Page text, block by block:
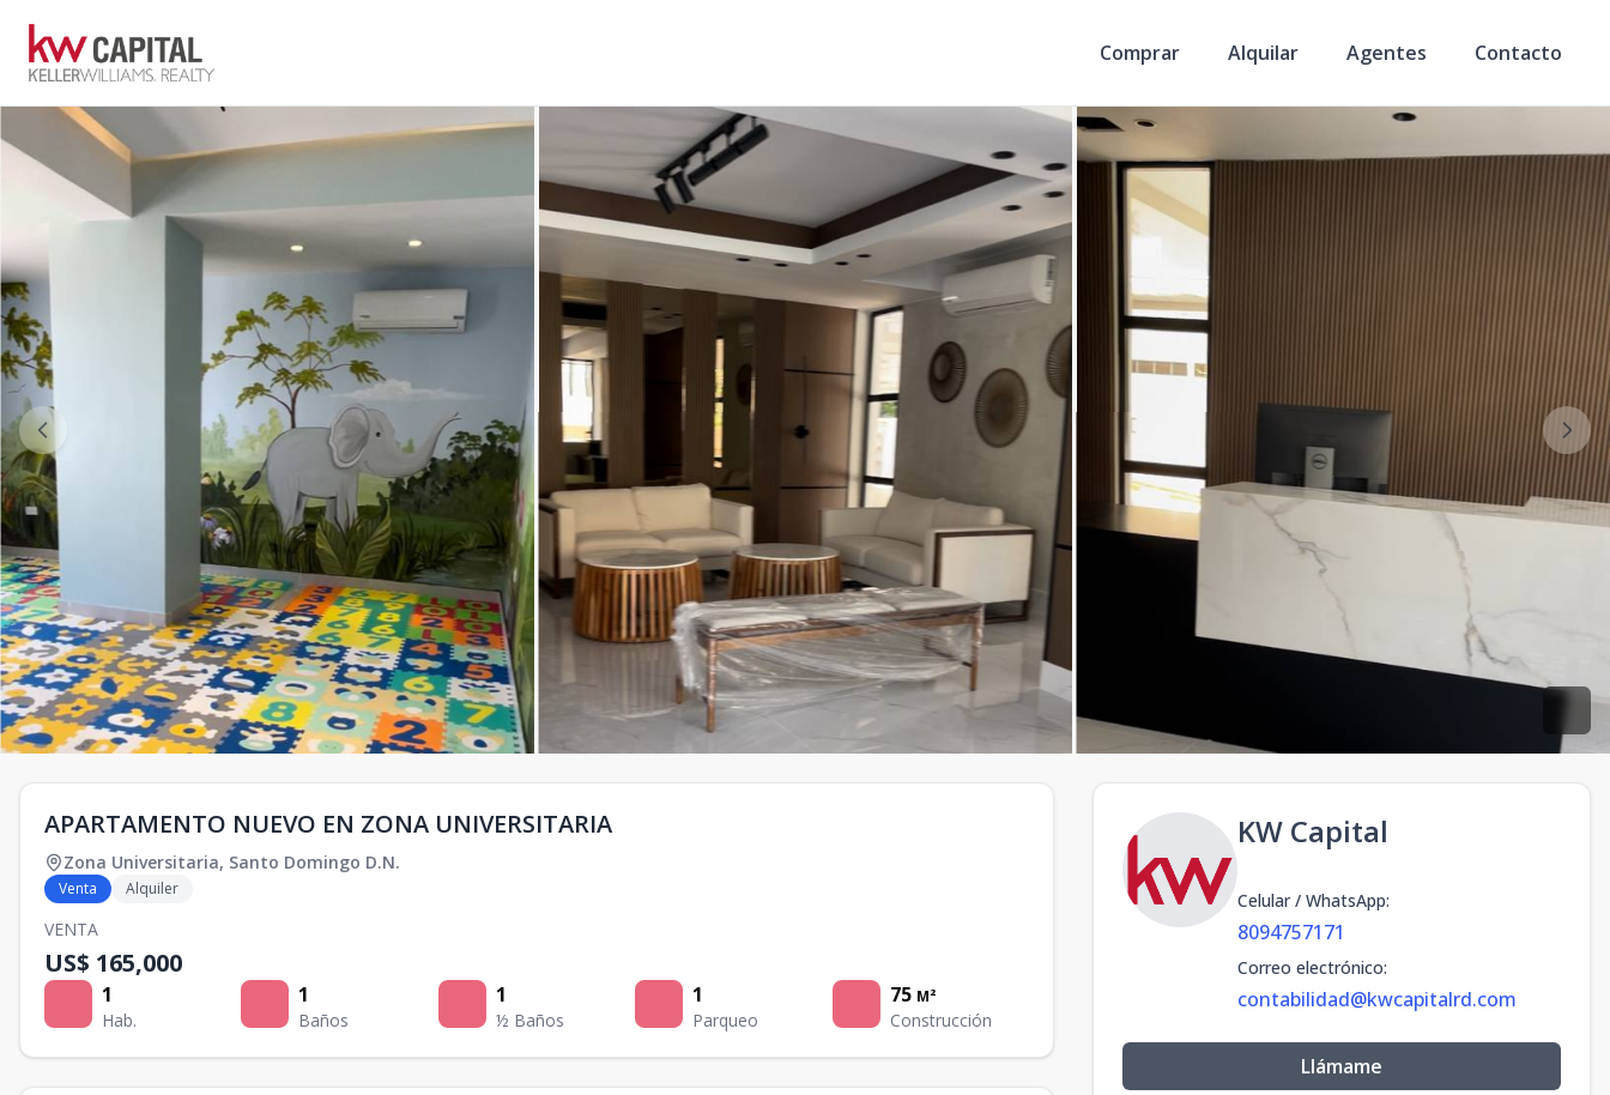
Comprar Alquilar Agentes Contacto
APARTAMENTO NUEVO EN ZONA UNIVERSITARIA
Zona Universitaria, Santo Domingo D.N.
Venta Alquiler
VENTA
US$ 165,000
1
Hab.
1
Baños
1
½ Baños
1
Parqueo
75 M²
Construcción
KW Capital
Celular / WhatsApp:
8094757171
Correo electrónico:
contabilidad@kwcapitalrd.com
Llámame